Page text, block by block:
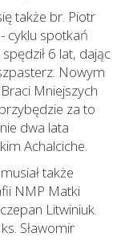
także br. Piotr
cyklu spotkań
6 lat, dając
Nowym
Mniejszych
za to
dwa lata
Achalciche.
także
NMP Matki
Litwiniuk.
Sławomir